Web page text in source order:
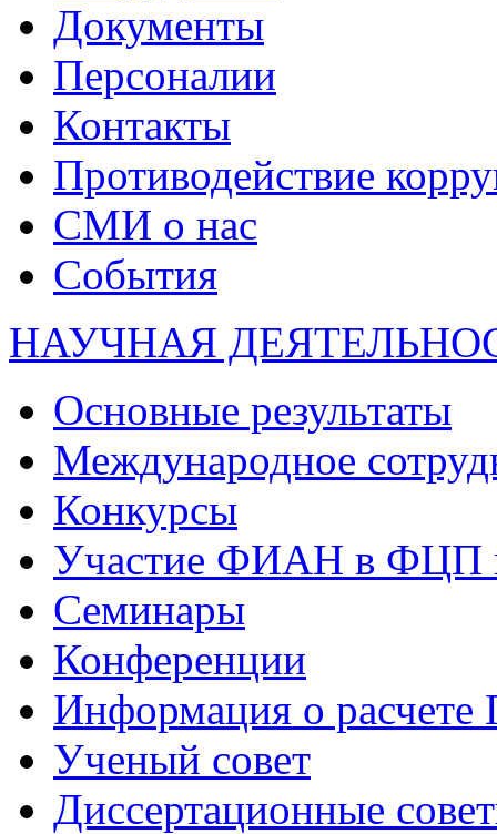
Документы
Персоналии
Контакты
Противодействие
СМИ о нас
События
НАУЧНАЯ
Основные результаты
Международное
Конкурсы
Участие ФИАН в ФЦП
Семинары
Конференции
Информация о
Ученый совет
Диссертационные